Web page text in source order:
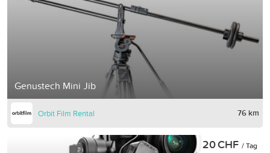
Genustech Mini Jib
Orbit Film Rental 76 km
20 CHF / Tag